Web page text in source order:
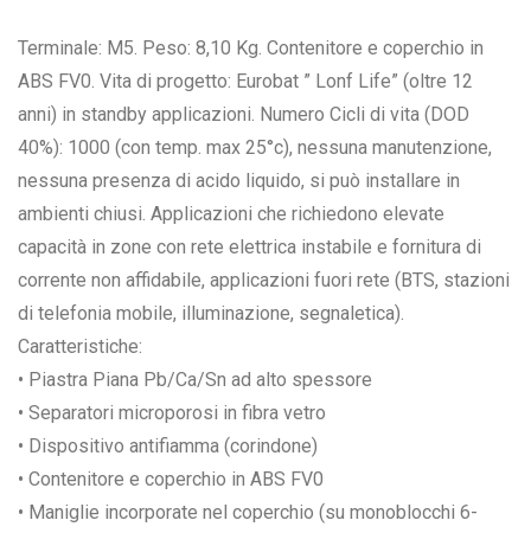
Terminale: M5. Peso: 8,10 Kg. Contenitore e coperchio in
ABS FV0. Vita di progetto: Eurobat ” Lonf Life” (oltre 12
anni) in standby applicazioni. Numero Cicli di vita (DOD
40%): 1000 (con temp. max 25°c), nessuna manutenzione,
nessuna presenza di acido liquido, si può installare in
ambienti chiusi. Applicazioni che richiedono elevate
capacità in zone con rete elettrica instabile e fornitura di
corrente non affidabile, applicazioni fuori rete (BTS, stazioni
di telefonia mobile, illuminazione, segnaletica).
Caratteristiche:
• Piastra Piana Pb/Ca/Sn ad alto spessore
• Separatori microporosi in fibra vetro
• Dispositivo antifiamma (corindone)
• Contenitore e coperchio in ABS FV0
• Maniglie incorporate nel coperchio (su monoblocchi 6-